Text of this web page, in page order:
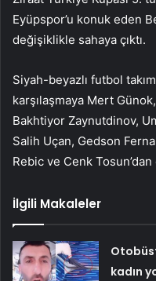
Eyüpspor’u konuk eden
değişiklikle sahaya çıktı.
Siyah-beyazlı futbol
karşılaşmaya Mert
Bakhtiyor Zaynutdinov,
Salih Uçan, Gedson
Rebic ve Cenk Tosun’dan
İlgili Makaleler
kadın